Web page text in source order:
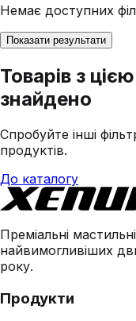
Немає доступних
Показати результати
Товарів з
знайдено
Спробуйте інші
продуктів.
До каталогу
Преміальні
найвимогливіших
року.
Продукти